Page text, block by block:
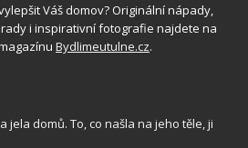
Váš domov? Originální nápady,
i inspirativní fotografie najdete na
Bydlimeutulne.cz.
jela domů. To, co našla na jeho těle, ji